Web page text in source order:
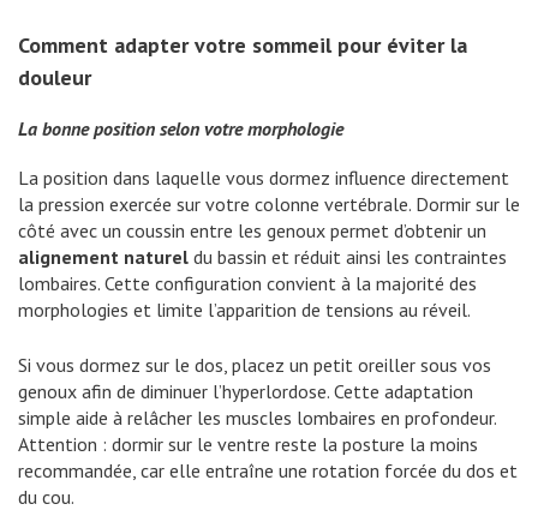
Comment adapter votre sommeil pour éviter la
douleur
La bonne position selon votre morphologie
La position dans laquelle vous dormez influence directement
la pression exercée sur votre colonne vertébrale. Dormir sur le
côté avec un coussin entre les genoux permet d’obtenir un
alignement naturel du bassin et réduit ainsi les contraintes
lombaires. Cette configuration convient à la majorité des
morphologies et limite l’apparition de tensions au réveil.
Si vous dormez sur le dos, placez un petit oreiller sous vos
genoux afin de diminuer l’hyperlordose. Cette adaptation
simple aide à relâcher les muscles lombaires en profondeur.
Attention : dormir sur le ventre reste la posture la moins
recommandée, car elle entraîne une rotation forcée du dos et
du cou.